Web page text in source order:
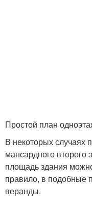
Простой план
В некоторых случаях
мансардного второго
площадь здания
правило, в подобные
веранды.